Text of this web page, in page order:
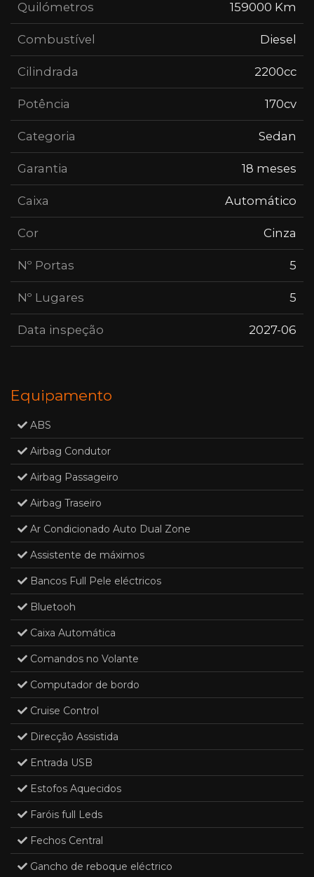
Quilómetros 159000 Km
Combustível Diesel
Cilindrada 2200cc
Potência 170cv
Categoria Sedan
Garantia 18 meses
Caixa Automático
Cor Cinza
Nº Portas 5
Nº Lugares 5
Data inspeção 2027-06
Equipamento
ABS
Airbag Condutor
Airbag Passageiro
Airbag Traseiro
Ar Condicionado Auto Dual Zone
Assistente de máximos
Bancos Full Pele eléctricos
Bluetooh
Caixa Automática
Comandos no Volante
Computador de bordo
Cruise Control
Direcção Assistida
Entrada USB
Estofos Aquecidos
Faróis full Leds
Fechos Central
Gancho de reboque eléctrico